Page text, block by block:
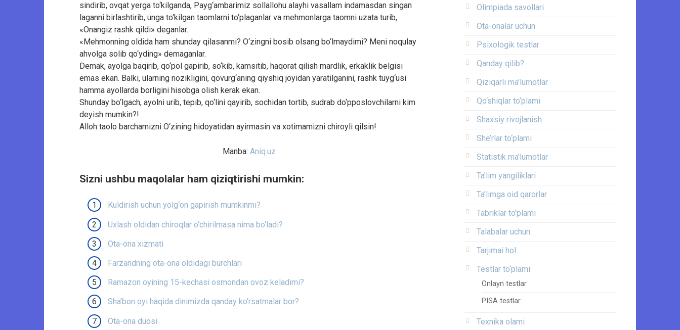
sindirib, ovqat yerga to‘kilganda, Payg‘ambarimiz sollallohu alayhi vasallam indamasdan singan
laganni birlashtirib, unga to‘kilgan taomlarni to‘plaganlar va mehmonlarga taomni uzata turib,
«Onangiz rashk qildi» deganlar.
«Mehmonning oldida ham shunday qilasanmi? O‘zingni bosib olsang bo‘lmaydimi? Meni noqulay
ahvolga solib qo‘yding» demaganlar.
Demak, ayolga baqirib, qo‘pol gapirib, so‘kib, kamsitib, haqorat qilish mardlik, erkaklik belgisi
emas ekan. Balki, ularning nozikligini, qovurg‘aning qiyshiq joyidan yaratilganini, rashk tuyg‘usi
hamma ayollarda borligini hisobga olish kerak ekan.
Shunday bo‘lgach, ayolni urib, tepib, qo‘lini qayirib, sochidan tortib, sudrab do‘pposlovchilarni kim
deyish mumkin?!
Alloh taolo barchamizni O‘zining hidoyatidan ayirmasin va xotimamizni chiroyli qilsin!
Manba: Aniq.uz
Sizni ushbu maqolalar ham qiziqtirishi mumkin:
Kuldirish uchun yolg‘on gapirish mumkinmi?
Uxlash oldidan chiroqlar o‘chirilmasa nima bo‘ladi?
Ota-ona xizmati
Farzandning ota-ona oldidagi burchlari
Ramazon oyining 15-kechasi osmondan ovoz keladimi?
Sha’bon oyi haqida dinimizda qanday ko‘rsatmalar bor?
Ota-ona duosi
Olimpiada savollari
Ota-onalar uchun
Psixologik testlar
Qanday qilib?
Qiziqarli ma’lumotlar
Qo‘shiqlar to‘plami
Shaxsiy rivojlanish
She’rlar to‘plami
Statistik ma’lumotlar
Ta’lim yangiliklari
Ta’limga oid qarorlar
Tabriklar to'plami
Talabalar uchun
Tarjimai hol
Testlar to‘plami
Onlayn testlar
PISA testlar
Texnika olami